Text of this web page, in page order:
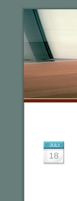
JULI
18